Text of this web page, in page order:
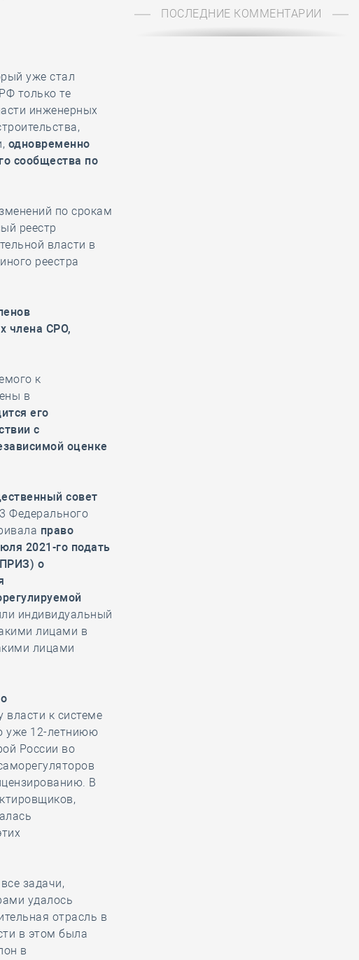
уже стал
только те
инженерных
одновременно
сообщества по
по срокам
реестр
власти в
реестра
члена СРО,
к
в
его
с
оценке
совет
Федерального
право
2021-го подать
о
индивидуальный
лицами в
лицами
власти к системе
уже 12-летниюю
России во
В
задачи,
удалось
отрасль в
в этом была
в
ПОСЛЕДНИЕ КОММЕНТАРИИ